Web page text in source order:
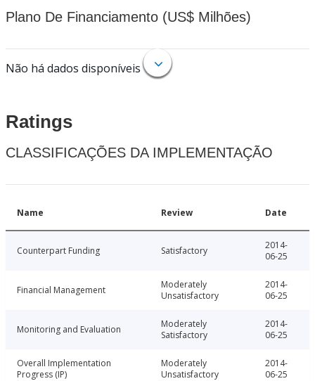
Plano De Financiamento (US$ Milhões)
Não há dados disponíveis
Ratings
CLASSIFICAÇÕES DA IMPLEMENTAÇÃO
Name Review Date
Counterpart Funding Satisfactory
2014-
06-25
Financial Management
Moderately
Unsatisfactory
2014-
06-25
Monitoring and Evaluation
Moderately
Satisfactory
2014-
06-25
Overall Implementation
Progress (IP)
Moderately
Unsatisfactory
2014-
06-25